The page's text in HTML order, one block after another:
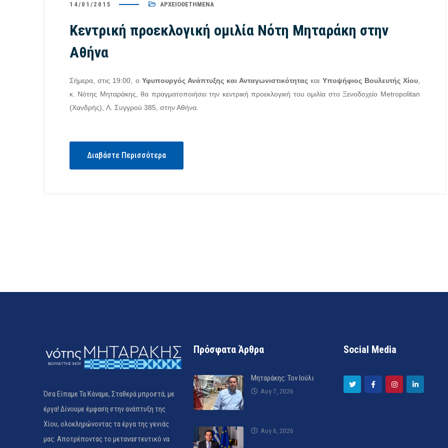
14/01/2015 ΑΡΧΕΙΟΘΕΤΗΜΈΝΑ
Κεντρική προεκλογική ομιλία Νότη Μηταράκη στην
Αθήνα
Σήμερα, στις 19:00, ο Υφυπουργός Ανάπτυξης και Ανταγωνιστικότητας και Υποψήφιος Βουλευτής Χίου,
κ. Νότης Μηταράκης, θα πραγματοποιήσει την κεντρική προεκλογική του ομιλία στο Ξενοδοχείο Metropolitan
(Χανδρής), Λ. Συγγρού 385, στην Αθήνα.
Διαβάστε Περισσότερα
Όσα Είπαμε Τα Κάναμε, Σταθερά μπροστά, με
έργα! Δίνουμε έμφαση στην ανάπτυξη της
Χίου, ολοκληρώνοντας τα έργα της γενιάς
μας. Αποτρέποντας το μεταναστευτικό να
Πρόσφατα Άρθρα
Μηταράκης: Τον Ιούλι
Αυγ 7, 2026
Αυγ 6, 2026
Social Media